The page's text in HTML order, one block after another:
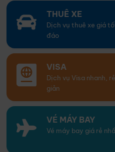
THUÊ XE
Dịch vụ thuê xe giá
đáo
VISA
Dịch vụ Visa nhanh,
giản
VÉ MÁY BAY
Vé máy bay giá rẻ